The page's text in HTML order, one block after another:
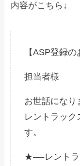
内容がこちら↓
【ASP登録の
担当者様
お世話になり
レントラック
す。
★—-レント